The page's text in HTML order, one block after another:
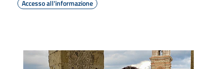
Accesso all'informazione